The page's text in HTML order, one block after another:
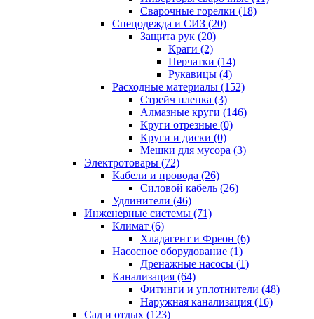
Сварочные горелки (18)
Спецодежда и СИЗ (20)
Защита рук (20)
Краги (2)
Перчатки (14)
Рукавицы (4)
Расходные материалы (152)
Стрейч пленка (3)
Алмазные круги (146)
Круги отрезные (0)
Круги и диски (0)
Мешки для мусора (3)
Электротовары (72)
Кабели и провода (26)
Силовой кабель (26)
Удлинители (46)
Инженерные системы (71)
Климат (6)
Хладагент и Фреон (6)
Насосное оборудование (1)
Дренажные насосы (1)
Канализация (64)
Фитинги и уплотнители (48)
Наружная канализация (16)
Сад и отдых (123)